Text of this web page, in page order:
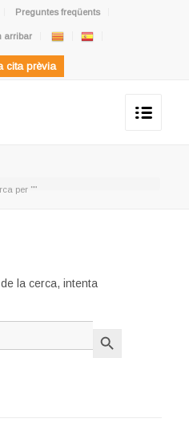
Preguntes freqüents
arribar
cita prèvia
per ""
la cerca, intenta